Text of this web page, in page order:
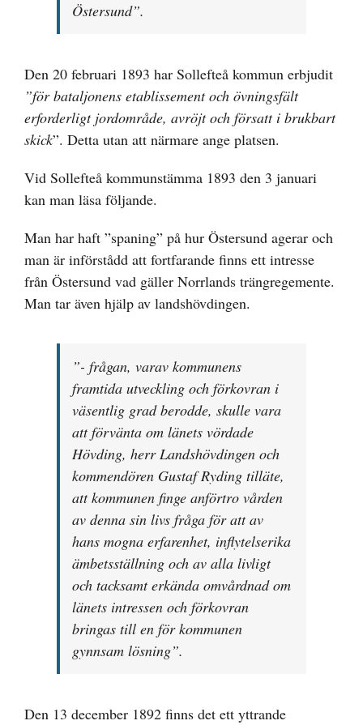
Östersund”.
Den 20 februari 1893 har Sollefteå kommun erbjudit
”för bataljonens etablissement och övningsfält
erforderligt jordområde, avröjt och försatt i brukbart
skick”. Detta utan att närmare ange platsen.
Vid Sollefteå kommunstämma 1893 den 3 januari
kan man läsa följande.
Man har haft ”spaning” på hur Östersund agerar och
man är införstådd att fortfarande finns ett intresse
från Östersund vad gäller Norrlands trängregemente.
Man tar även hjälp av landshövdingen.
”- frågan, varav kommunens
framtida utveckling och förkovran i
väsentlig grad berodde, skulle vara
att förvänta om länets vördade
Hövding, herr Landshövdingen och
kommendören Gustaf Ryding tilläte,
att kommunen finge anförtro vården
av denna sin livs fråga för att av
hans mogna erfarenhet, inflytelserika
ämbetsställning och av alla livligt
och tacksamt erkända omvårdnad om
länets intressen och förkovran
bringas till en för kommunen
gynnsam lösning”.
Den 13 december 1892 finns det ett yttrande